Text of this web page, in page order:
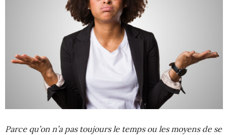
Parce qu’on n’a pas toujours le temps ou les moyens de se